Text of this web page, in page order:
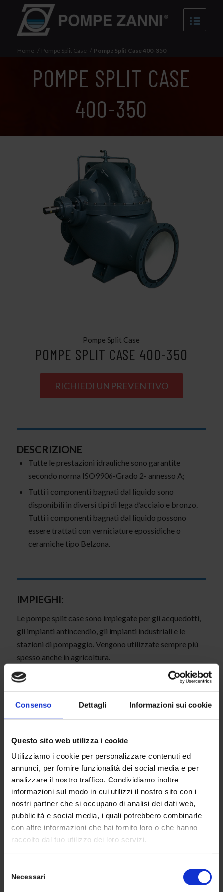
Consenso Dettagli Informazioni sui cookie
Questo sito web utilizza i cookie
Utilizziamo i cookie per personalizzare contenuti ed
annunci, per fornire funzionalità dei social media e per
analizzare il nostro traffico. Condividiamo inoltre
informazioni sul modo in cui utilizzi il nostro sito con i
nostri partner che si occupano di analisi dei dati web,
pubblicità e social media, i quali potrebbero combinarle
con altre informazioni che hai fornito loro o che hanno
raccolto dal tuo utilizzo dei loro servizi.
delNecessari
Home / Pompe Split Case / Pompe Split Case 400-350
POMPE SPLIT CASE
400-350
Pompe Split Case
POMPE SPLIT CASE 400-350
RICHIEDI UN PREVENTIVO
DESCRIZIONE
Tutte le prestazioni idrauliche sono garantite
secondo norma ISO9906-Grado 2- annesso A;
Tutti i componenti bagnati dal liquido sono
disponibili in diversi tipi di lega d’acciaio e bronzo.
Tutti i componenti bagnati dal liquido possono
essere trattati con verniciature epossidiche o
ceramiche tipo Belzona.
IMPIEGHI:
Le pompe split case sono impiegate per gli acquedotti,
gli impianti antincendio, gli impianti industriali e le
stazioni di pompaggio. Vengono utilizzate sempre più
spesso anche in agricoltura.
MATERIALI
Corpo pompa in ghisa, albero in acciaio inox, tenuta a
baderna, lubrificazione dei cuscinetti a grasso.
DATI
• Potenza: 120÷900 kW